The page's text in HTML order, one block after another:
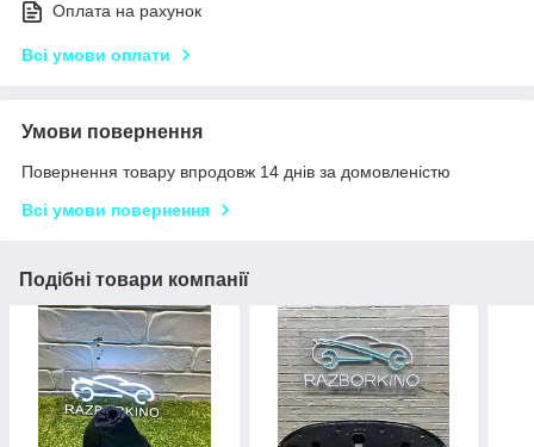
Оплата на рахунок
Всі умови оплати
Умови повернення
Повернення товару впродовж 14 днів за домовленістю
Всі умови повернення
Подібні товари компанії